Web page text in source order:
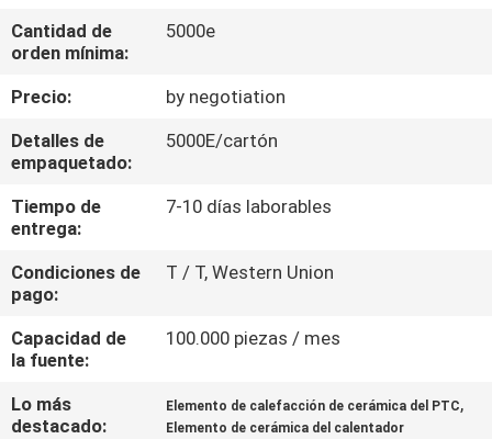
CONTROL
CALIDAD
CONTÁCTENOS
SOLICITAR
UNA
COTIZACIÓN
Cantidad de
orden mínima:
5000e
Precio:
by negotiation
Detalles de
empaquetado:
5000E/cartón
Tiempo de
entrega:
7-10 días laborables
Condiciones de
pago:
T / T, Western Union
Capacidad de
la fuente:
100.000 piezas / mes
Lo más
destacado:
Elemento de calefacción de cerámica del PTC,
Elemento de cerámica del calentador